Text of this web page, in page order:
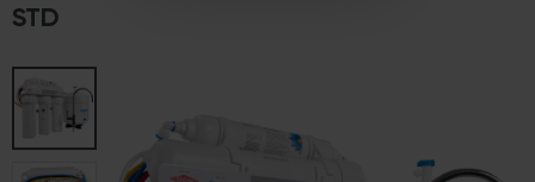
STD